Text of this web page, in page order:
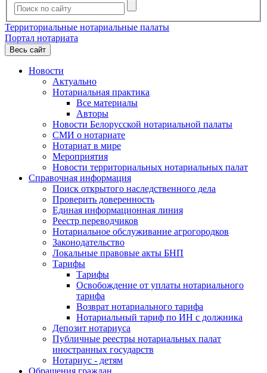
Территориальные нотариальные палаты
Портал нотариата
Весь сайт
Новости
Актуально
Нотариальная практика
Все материалы
Авторы
Новости Белорусской нотариальной палаты
СМИ о нотариате
Нотариат в мире
Мероприятия
Новости территориальных нотариальных палат
Справочная информация
Поиск открытого наследственного дела
Проверить доверенность
Единая информационная линия
Реестр переводчиков
Нотариальное обслуживание агрогородков
Законодательство
Локальные правовые акты БНП
Тарифы
Тарифы
Освобождение от уплаты нотариального
тарифа
Возврат нотариального тарифа
Нотариальный тариф по ИН с должника
Депозит нотариуса
Публичные реестры нотариальных палат
иностранных государств
Нотариус - детям
Обращения граждан